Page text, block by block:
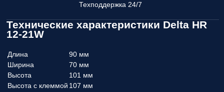
Техподдержка 24/7
Технические характеристики Delta HR
12-21W
Длина
90 мм
Ширина
70 мм
Высота
101 мм
Высота с клеммой 107 мм